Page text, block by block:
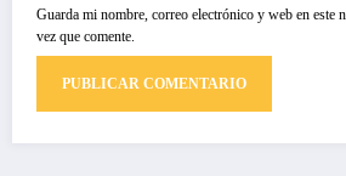
Guarda mi nombre, correo electrónico y web en este
vez que comente.